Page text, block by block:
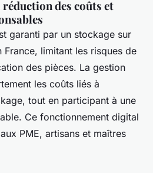
des coûts et
garanti par un stockage sur
France, limitant les risques de
des pièces. La gestion
les coûts liés à
tout en participant à une
Ce fonctionnement digital
PME, artisans et maîtres